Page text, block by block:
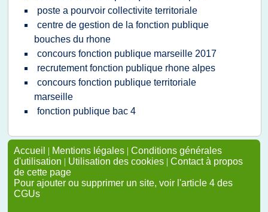
poste a pourvoir collectivite territoriale
centre de gestion de la fonction publique
bouches du rhone
concours fonction publique marseille 2017
recrutement fonction publique rhone alpes
concours fonction publique territoriale
marseille
fonction publique bac 4
Accueil | Mentions légales | Conditions générales
d'utilisation | Utilisation des cookies | Contact à propos
de cette page
Pour ajouter ou supprimer un site, voir l'article 4 des
CGUs